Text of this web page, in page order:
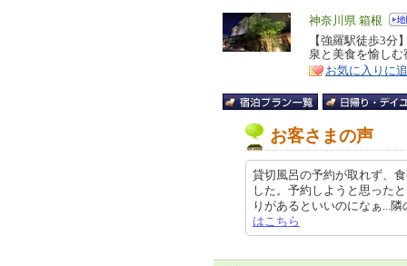
エ
リ
ア
神奈川県 箱根
特
徴
【強羅駅徒歩3
泉と美食を愉しむ
お気に入りに
お客さまの声
貸切風呂の予約が取れず、
した。予約しようと思った
りがあるといいのになぁ...
はこちら